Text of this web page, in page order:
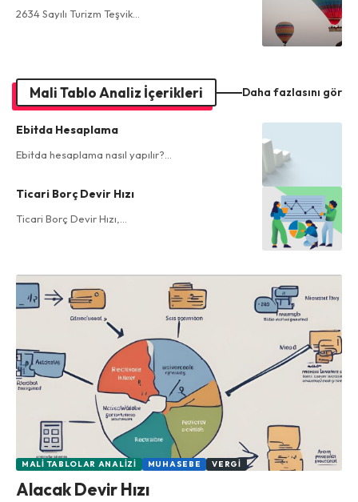
2634 Sayılı Turizm Teşvik…
Mali Tablo Analiz İçerikleri Daha fazlasını gör
Ebitda Hesaplama
Ebitda hesaplama nasıl yapılır?…
Ticari Borç Devir Hızı
Ticari Borç Devir Hızı,…
MALI TABLOLAR ANALIZI MUHASEBE VERGI
Alacak Devir Hızı